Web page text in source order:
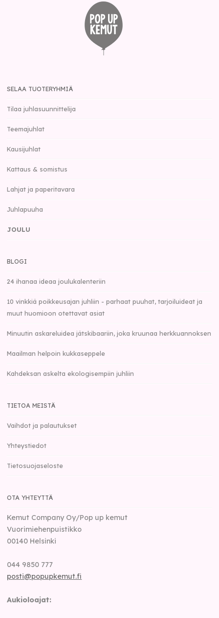
SELAA TUOTERYHMIÄ
Tilaa juhlasuunnittelija
Teemajuhlat
Kausijuhlat
Kattaus & somistus
Lahjat ja paperitavara
Juhlapuuha
JOULU
BLOGI
24 ihanaa ideaa joulukalenteriin
10 vinkkiä poikkeusajan juhliin - parhaat puuhat, tarjoiluideat ja
muut huomioon otettavat asiat
Minuutin askareluidea jätskibaariin, joka kruunaa herkkuannoksen
Maailman helpoin kukkaseppele
Kahdeksan askelta ekologisempiin juhliin
TIETOA MEISTÄ
Vaihdot ja palautukset
Yhteystiedot
Tietosuojaseloste
OTA YHTEYTTÄ
Kemut Company Oy/Pop up kemut
Vuorimiehenpuistikko
00140 Helsinki
044 9850 777
posti@popupkemut.fi
Aukioloajat: